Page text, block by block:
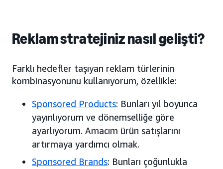
Reklam stratejiniz nasıl gelişti?
Farklı hedefler taşıyan reklam türlerinin
kombinasyonunu kullanıyorum, özellikle:
Sponsored Products: Bunları yıl boyunca
yayınlıyorum ve dönemselliğe göre
ayarlıyorum. Amacım ürün satışlarını
artırmaya yardımcı olmak.
Sponsored Brands: Bunları çoğunlukla